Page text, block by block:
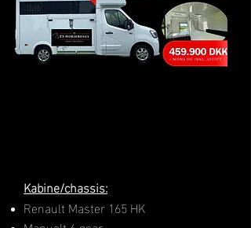
Kabine/chassis:
Renault Master 165 HK